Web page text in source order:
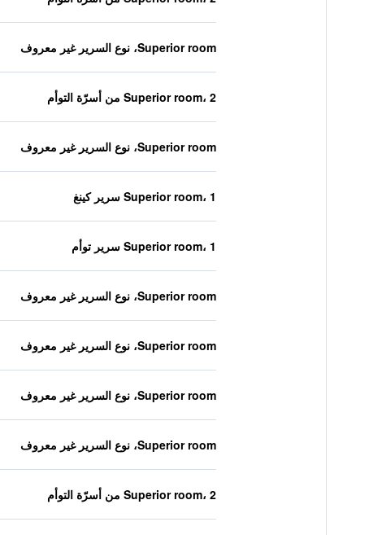
Superior room، نوع السرير غير معروف
Superior room، 2 من أسرّة التوأم
Superior room، نوع السرير غير معروف
Superior room، 1 سرير كينغ
Superior room، 1 سرير توأم
Superior room، نوع السرير غير معروف
Superior room، نوع السرير غير معروف
Superior room، نوع السرير غير معروف
Superior room، نوع السرير غير معروف
Superior room، 2 من أسرّة التوأم